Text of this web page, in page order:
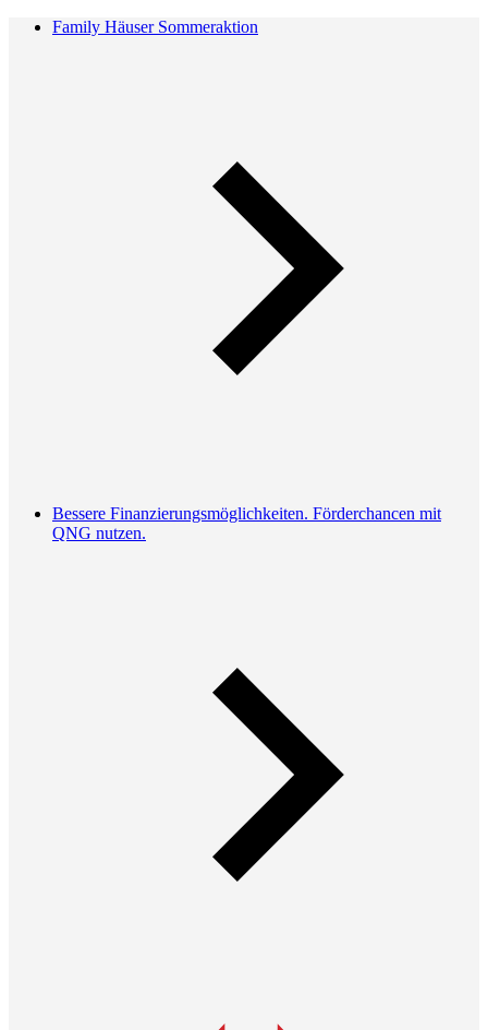
Family Häuser Sommeraktion
Bessere Finanzierungsmöglichkeiten. Förderchancen mit
QNG nutzen.